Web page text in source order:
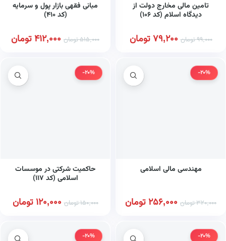
تامین مالی مخارج دولت از
دیدگاه اسلام (کد ۱۰۶)
99,000تومان 79,200تومان
مبانی فقهی بازار پول و سرمایه
(کد ۴۱۰)
515,000تومان 412,000تومان
-20%
مهندسی مالی اسلامی
320,000تومان 256,000تومان
-20%
حاکمیت شرکتی در موسسات
اسلامی (کد ۱۱۷)
150,000تومان 120,000تومان
-20%
-20%